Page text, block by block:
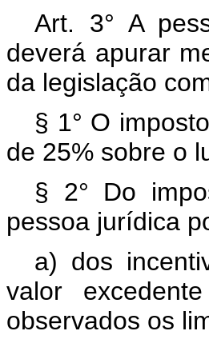
Art. 3° A
deverá apurar
da legislação
§ 1° O
de 25% sobre o
§ 2° Do
pessoa jurídica
a) dos
valor
observados os